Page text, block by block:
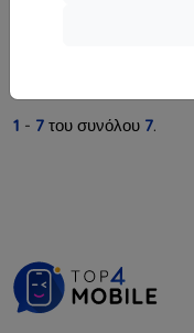
1 - 7 του συνόλου 7.